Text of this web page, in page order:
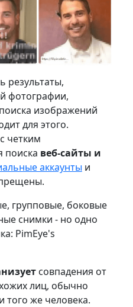
результаты,
фотографии,
изображений
для этого.
четким
поиска веб-сайты и
аккаунты и
групповые, боковые
снимки - но одно
PimEye's
совпадения от
лиц, обычно
же человека.